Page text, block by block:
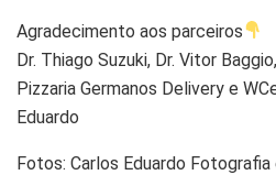
Agradecimento aos parceiros
Dr. Thiago Suzuki, Dr. Vitor
Pizzaria Germanos Delivery e
Eduardo
Fotos: Carlos Eduardo Fotografia